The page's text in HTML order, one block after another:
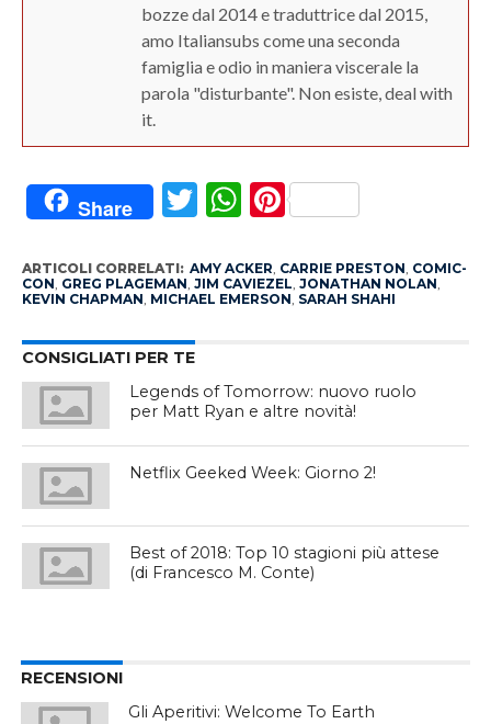
bozze dal 2014 e traduttrice dal 2015,
amo Italiansubs come una seconda
famiglia e odio in maniera viscerale la
parola "disturbante". Non esiste, deal with
it.
Share Twitter
WhatsApp
Pinterest
ARTICOLI CORRELATI: AMY ACKER, CARRIE PRESTON, COMIC-
CON, GREG PLAGEMAN, JIM CAVIEZEL, JONATHAN NOLAN,
KEVIN CHAPMAN, MICHAEL EMERSON, SARAH SHAHI
CONSIGLIATI PER TE
Legends of Tomorrow: nuovo ruolo
per Matt Ryan e altre novità!
Netflix Geeked Week: Giorno 2!
Best of 2018: Top 10 stagioni più attese
(di Francesco M. Conte)
RECENSIONI
Gli Aperitivi: Welcome To Earth